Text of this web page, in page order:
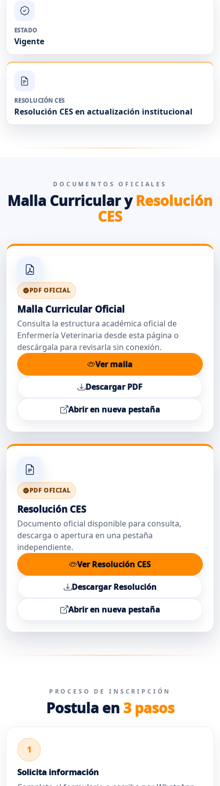
ESTADO
Vigente
RESOLUCIÓN CES
Resolución CES en actualización institucional
DOCUMENTOS OFICIALES
Malla Curricular yResolución
CES
PDF OFICIAL
Malla Curricular Oficial
Consulta la estructura académica oficial de
Enfermería Veterinaria desde esta página o
descárgala para revisarla sin conexión.
Ver malla
Descargar PDF
Abrir en nueva pestaña
PDF OFICIAL
Resolución CES
Documento oficial disponible para consulta,
descarga o apertura en una pestaña
independiente.
Ver Resolución CES
Descargar Resolución
Abrir en nueva pestaña
PROCESO DE INSCRIPCIÓN
Postula en 3 pasos
1
Solicita información